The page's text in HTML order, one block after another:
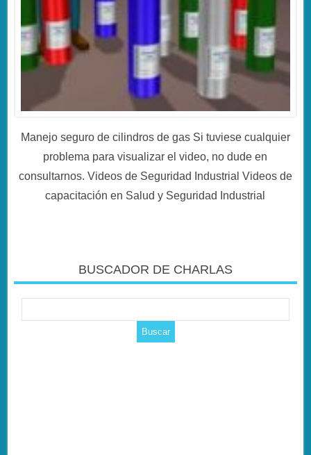
Manejo seguro de cilindros de gas Si tuviese cualquier
problema para visualizar el video, no dude en
consultarnos. Videos de Seguridad Industrial Videos de
capacitación en Salud y Seguridad Industrial
BUSCADOR DE CHARLAS